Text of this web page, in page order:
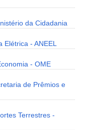
da Cidadania
Elétrica - ANEEL
- OME
de Prêmios e
Terrestres -